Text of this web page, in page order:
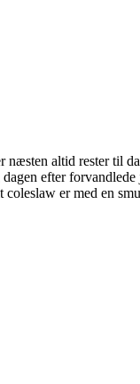
næsten altid rester til
efter
er med en